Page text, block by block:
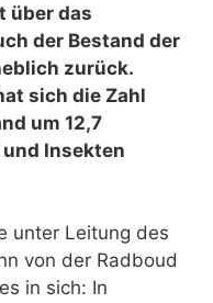
über das
der Bestand der
zurück.
sich die Zahl
um 12,7
Insekten
unter Leitung des
von der Radboud
in sich: In